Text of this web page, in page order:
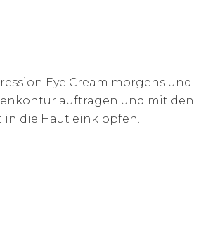
Eye Cream morgens und
auftragen und mit den
in die Haut einklopfen.